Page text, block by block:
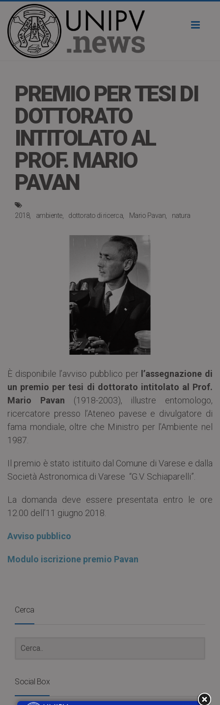
PREMIO PER TESI DI
DOTTORATO
INTITOLATO AL
PROF. MARIO
PAVAN
2018 ambiente dottorato di ricerca Mario Pavan natura
È disponibile l’avviso pubblico per l’assegnazione di
un premio per tesi di dottorato intitolato al Prof.
Mario Pavan (1918-2003), illustre entomologo,
ricercatore presso l’Ateneo pavese e divulgatore di
fama mondiale, oltre che Ministro per l’Ambiente nel
1987.
Il premio è stato istituito dal Comune di Varese e dalla
Società Astronomica di Varese “G.V. Schiaparelli”.
La domanda deve essere presentata entro le ore
12.00 dell’11 giugno 2018.
Avviso pubblico
Modulo iscrizione premio Pavan
Cerca
Social Box